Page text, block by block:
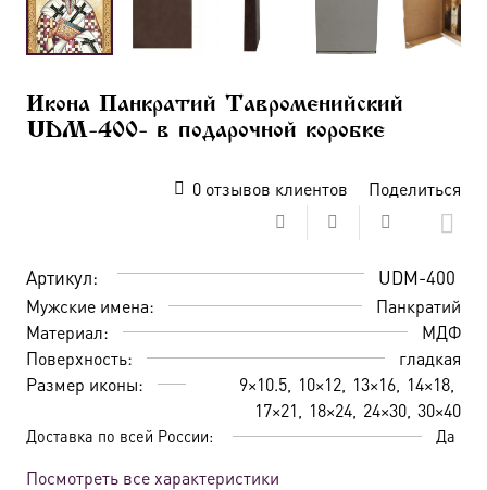
Икона Панкратий Тавроменийский
UDM-400- в подарочной коробке
0отзывов клиентов Поделиться
Артикул: UDM-400
Мужские имена:
Панкратий
Материал:
МДФ
Поверхность:
гладкая
Размер иконы:
9×10.5 10×12 13×16 14×18
17×21
18×24 24×30 30×40
Доставка по всей России: Да
Посмотреть все характеристики